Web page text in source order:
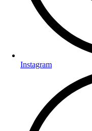
Instagram